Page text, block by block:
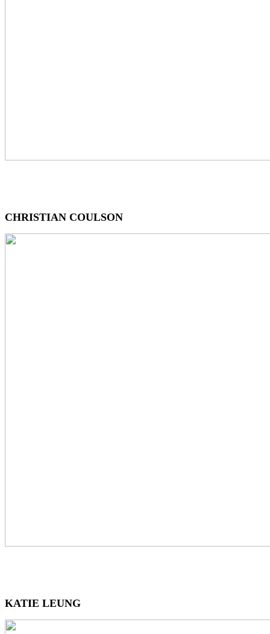
CHRISTIAN COULSON
KATIE LEUNG